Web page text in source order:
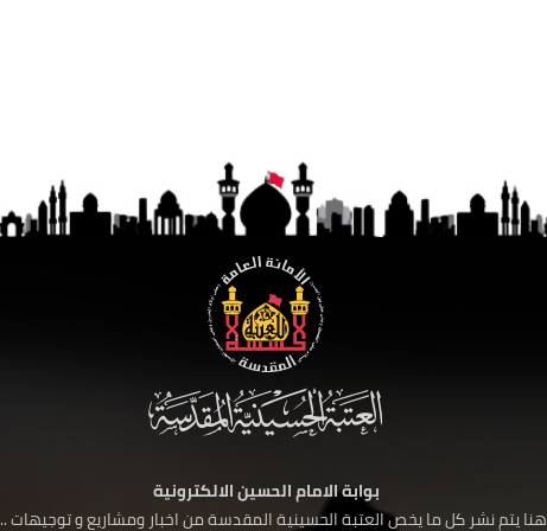
بوابة الامام الحسين الالكترونية
هنا يتم نشر كل ما يخص العتبة الحسينية المقدسة من اخبار ومشاريع و توجيهات